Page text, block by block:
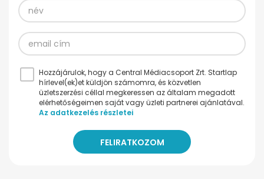
Hozzájárulok, hogy a Central Médiacsoport Zrt. Startlap
hírlevel(ek)et küldjön számomra, és közvetlen
üzletszerzési céllal megkeressen az általam megadott
elérhetőségeimen saját vagy üzleti partnerei ajánlatával.
Az adatkezelés részletei